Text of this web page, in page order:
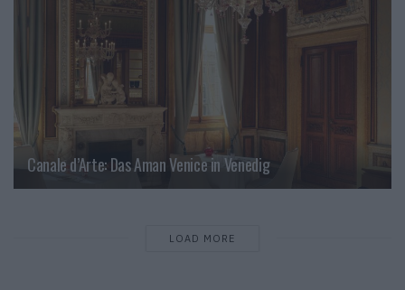
Canale d’Arte: Das Aman Venice in Venedig
LOAD MORE